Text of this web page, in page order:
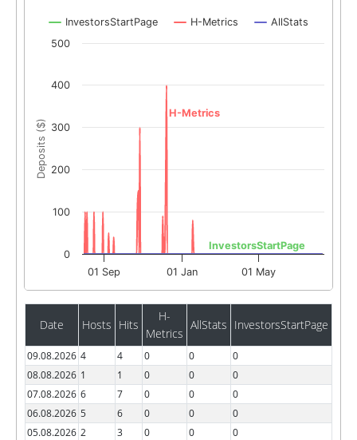
Deposits ($)
InvestorsStartPage
H-Metrics
InvestorsStartPage H-Metrics AllStats
01 Sep 01 Jan 01 May
0
100
200
300
400
500
Date Hosts Hits
H-
Metrics
AllStats InvestorsStartPage
09.08.2026 4 4 0 0
0
08.08.2026 1 1 0 0
0
07.08.2026 6 7 0 0
0
06.08.2026 5 6 0 0
0
05.08.2026 2 3 0 0
0